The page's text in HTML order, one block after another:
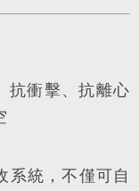
衝擊、抗離心
系統，不僅可自